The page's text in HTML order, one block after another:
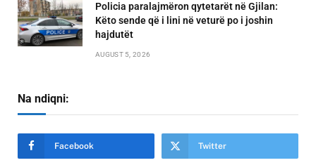
Policia paralajmëron qytetarët në Gjilan:
Këto sende që i lini në veturë po i joshin
hajdutët
AUGUST 5, 2026
Na ndiqni:
Facebook Twitter